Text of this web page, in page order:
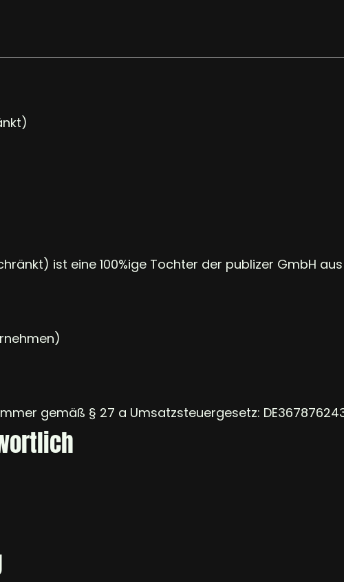
ist eine 100%ige Tochter der publizer GmbH
gemäß § 27 a Umsatzsteuergesetz: